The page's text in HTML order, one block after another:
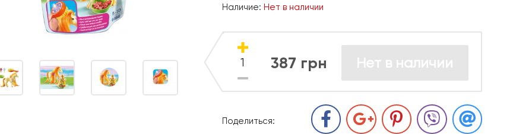
Наличие: Нет в наличии
387 грн Нет в наличии
Поделиться: